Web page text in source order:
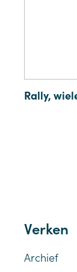
Rally,
Verken
Archief